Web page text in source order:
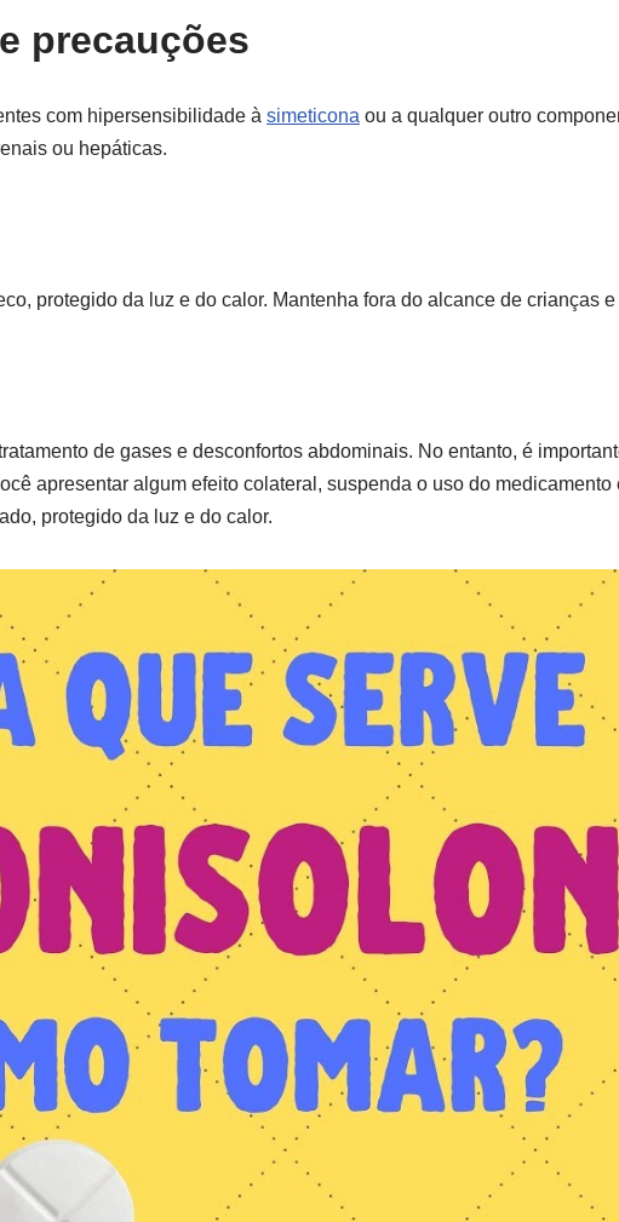
precauções
com hipersensibilidade à simeticona ou a qualquer outro
ou hepáticas.
protegido da luz e do calor. Mantenha fora do alcance de crianças
de gases e desconfortos abdominais. No entanto, é
apresentar algum efeito colateral, suspenda o uso do
protegido da luz e do calor.